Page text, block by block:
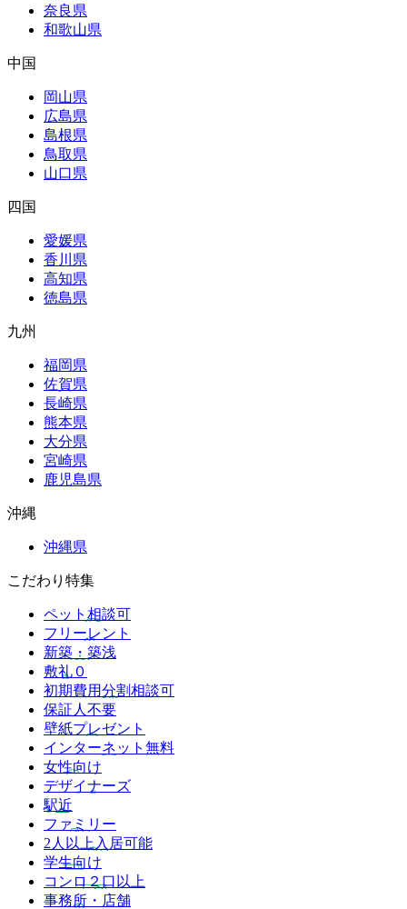
奈良県
和歌山県
中国
岡山県
広島県
島根県
鳥取県
山口県
四国
愛媛県
香川県
高知県
徳島県
九州
福岡県
佐賀県
長崎県
熊本県
大分県
宮崎県
鹿児島県
沖縄
沖縄県
こだわり特集
ペット相談可
フリーレント
新築・築浅
敷礼０
初期費用分割相談可
保証人不要
壁紙プレゼント
インターネット無料
女性向け
デザイナーズ
駅近
ファミリー
2人以上入居可能
学生向け
コンロ２口以上
事務所・店舗